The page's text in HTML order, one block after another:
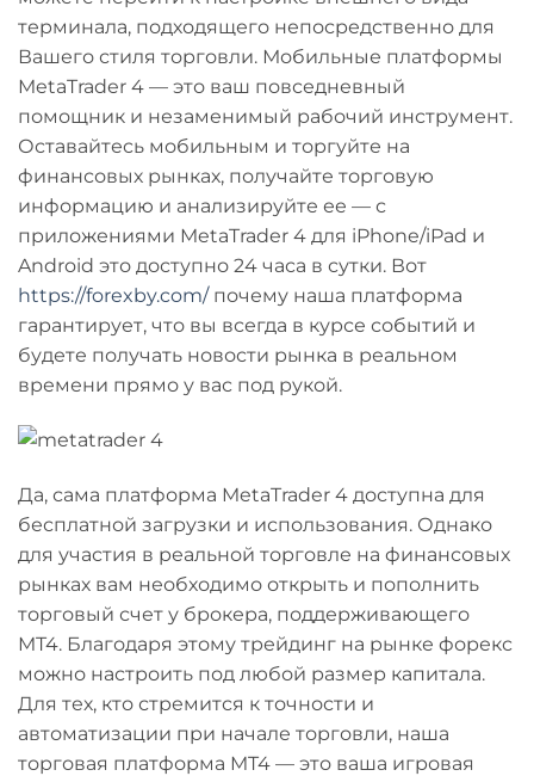
терминала, подходящего непосредственно для
Вашего стиля торговли. Мобильные платформы
MetaTrader 4 — это ваш повседневный
помощник и незаменимый рабочий инструмент.
Оставайтесь мобильным и торгуйте на
финансовых рынках, получайте торговую
информацию и анализируйте ее — с
приложениями MetaTrader 4 для iPhone/iPad и
Android это доступно 24 часа в сутки. Вот
https://forexby.com/почему наша платформа
гарантирует, что вы всегда в курсе событий и
будете получать новости рынка в реальном
времени прямо у вас под рукой.
Да, сама платформа MetaTrader 4 доступна для
бесплатной загрузки и использования. Однако
для участия в реальной торговле на финансовых
рынках вам необходимо открыть и пополнить
торговый счет у брокера, поддерживающего
MT4. Благодаря этому трейдинг на рынке форекс
можно настроить под любой размер капитала.
Для тех, кто стремится к точности и
автоматизации при начале торговли, наша
торговая платформа MT4 — это ваша игровая